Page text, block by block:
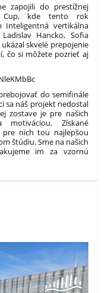
zapojili do prestížnej
Cup, kde tento rok
Inteligentná vertikálna
Hancko, Sofia
skvelé prepojenie
čo si môžete pozrieť aj
do semifinále
sa náš projekt nedostal
zostave je pre našich
motiváciou. Získané
pre nich tou najlepšou
štúdiu. Sme na našich
im za vzornú